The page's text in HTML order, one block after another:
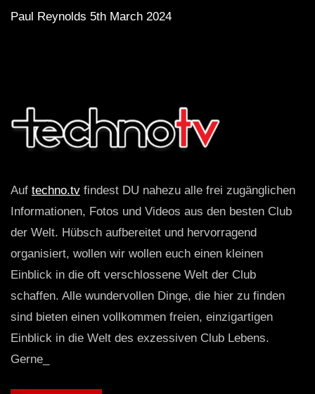
Paul Reynolds 5th March 2024
Auf techno.tv findest DU nahezu alle frei zugänglichen
Informationen, Fotos und Videos aus den besten Club
der Welt. Hübsch aufbereitet und hervorragend
organisiert, wollen wir wollen euch einen kleinen
Einblick in die oft verschlossene Welt der Club
schaffen. Alle wundervollen Dinge, die hier zu finden
sind bieten einen vollkommen freien, einzigartigen
Einblick in die Welt des exzessiven Club Lebens.
Gerne_